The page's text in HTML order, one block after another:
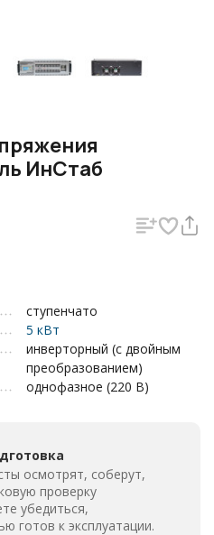
ИнСтаб
ступенчато
5 кВт
инверторный (с двойным
преобразованием)
однофазное (220 В)
осмотрят, соберут,
проверку
убедиться,
готов к эксплуатации.